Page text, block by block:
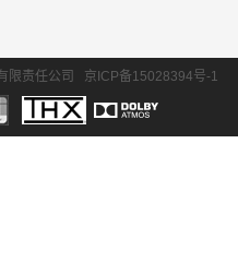
限责任公司 京ICP备15028394号-1